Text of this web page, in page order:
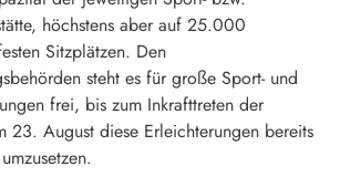
höchstens aber auf 25.000
Sitzplätzen. Den
steht es für große Sport- und
frei, bis zum Inkrafttreten der
23. August diese Erleichterungen bereits